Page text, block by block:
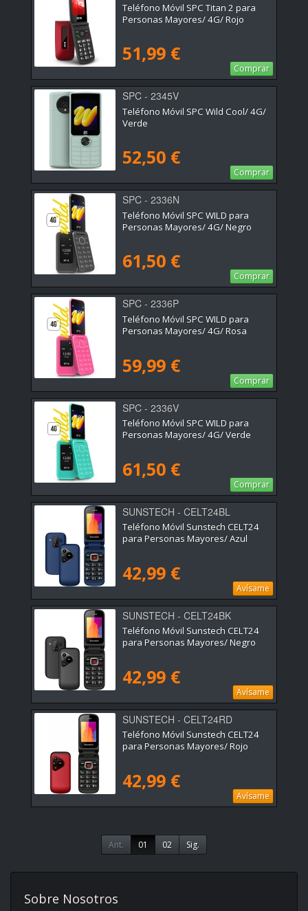
Teléfono Móvil SPC Titan 2 para
Personas Mayores/ 4G/ Rojo
51,99 €
Comprar
SPC - 2345V
Teléfono Móvil SPC Wild Cool/ 4G/
Verde
52,50 €
Comprar
SPC - 2336N
Teléfono Móvil SPC WILD para
Personas Mayores/ 4G/ Negro
61,50 €
Comprar
SPC - 2336P
Teléfono Móvil SPC WILD para
Personas Mayores/ 4G/ Rosa
59,99 €
Comprar
SPC - 2336V
Teléfono Móvil SPC WILD para
Personas Mayores/ 4G/ Verde
61,50 €
Comprar
SUNSTECH - CELT24BL
Teléfono Móvil Sunstech CELT24
para Personas Mayores/ Azul
42,99 €
Avísame
SUNSTECH - CELT24BK
Teléfono Móvil Sunstech CELT24
para Personas Mayores/ Negro
42,99 €
Avísame
SUNSTECH - CELT24RD
Teléfono Móvil Sunstech CELT24
para Personas Mayores/ Rojo
42,99 €
Avísame
Ant. 01 02 Sig.
Sobre Nosotros